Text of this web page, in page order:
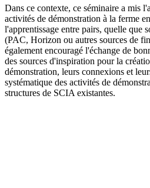
Dans ce contexte, ce séminaire a mis
activités de démonstration à la ferme
l'apprentissage entre pairs, quelle que
(PAC, Horizon ou autres sources de
également encouragé l'échange de
des sources d'inspiration pour la
démonstration, leurs connexions et
systématique des activités de
structures de SCIA existantes.